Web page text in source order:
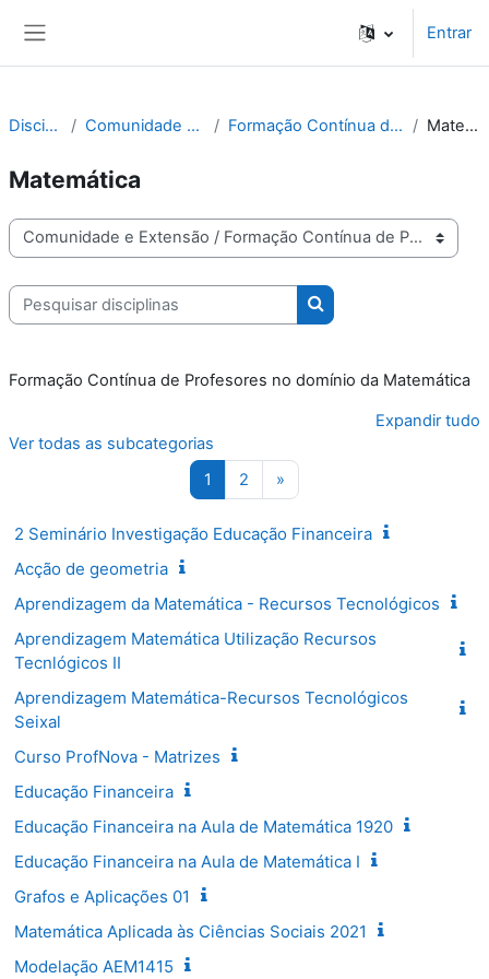
Entrar
Disciplinas Comunidade e Extensão Formação Contínua de Professores Matemática
Matemática
Categorias de disciplinas
Pesquisar disciplinas
Pesquisar disciplinas
Formação Contínua de Profesores no domínio da Matemática
Expandir tudo
Ver todas as subcategorias
1 Página 1
2 Página 2
»
2 Seminário Investigação Educação Financeira
Acção de geometria
Aprendizagem da Matemática - Recursos Tecnológicos
Aprendizagem Matemática Utilização Recursos
Tecnlógicos II
Aprendizagem Matemática-Recursos Tecnológicos
Seixal
Curso ProfNova - Matrizes
Educação Financeira
Educação Financeira na Aula de Matemática 1920
Educação Financeira na Aula de Matemática I
Grafos e Aplicações 01
Matemática Aplicada às Ciências Sociais 2021
Modelação AEM1415